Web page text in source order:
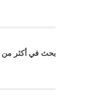
بحث في أكثر من 50 مليون معلومة قانونية